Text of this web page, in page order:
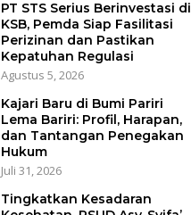
PT STS Serius Berinvestasi di
KSB, Pemda Siap Fasilitasi
Perizinan dan Pastikan
Kepatuhan Regulasi
Agustus 5, 2026
Kajari Baru di Bumi Pariri
Lema Bariri: Profil, Harapan,
dan Tantangan Penegakan
Hukum
Juli 31, 2026
Tingkatkan Kesadaran